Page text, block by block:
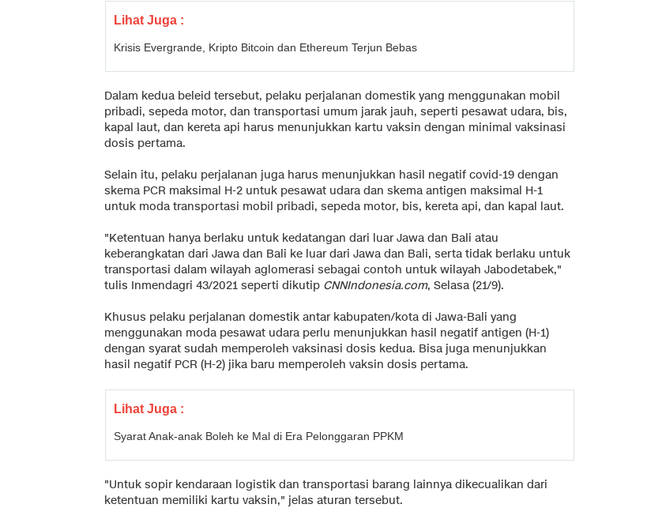
Lihat Juga :
Krisis Evergrande, Kripto Bitcoin dan Ethereum Terjun Bebas
Dalam kedua beleid tersebut, pelaku perjalanan domestik yang menggunakan mobil
pribadi, sepeda motor, dan transportasi umum jarak jauh, seperti pesawat udara, bis,
kapal laut, dan kereta api harus menunjukkan kartu vaksin dengan minimal vaksinasi
dosis pertama.
Selain itu, pelaku perjalanan juga harus menunjukkan hasil negatif covid-19 dengan
skema PCR maksimal H-2 untuk pesawat udara dan skema antigen maksimal H-1
untuk moda transportasi mobil pribadi, sepeda motor, bis, kereta api, dan kapal laut.
"Ketentuan hanya berlaku untuk kedatangan dari luar Jawa dan Bali atau
keberangkatan dari Jawa dan Bali ke luar dari Jawa dan Bali, serta tidak berlaku untuk
transportasi dalam wilayah aglomerasi sebagai contoh untuk wilayah Jabodetabek,"
tulis Inmendagri 43/2021 seperti dikutip CNNIndonesia.com, Selasa (21/9).
Khusus pelaku perjalanan domestik antar kabupaten/kota di Jawa-Bali yang
menggunakan moda pesawat udara perlu menunjukkan hasil negatif antigen (H-1)
dengan syarat sudah memperoleh vaksinasi dosis kedua. Bisa juga menunjukkan
hasil negatif PCR (H-2) jika baru memperoleh vaksin dosis pertama.
Lihat Juga :
Syarat Anak-anak Boleh ke Mal di Era Pelonggaran PPKM
"Untuk sopir kendaraan logistik dan transportasi barang lainnya dikecualikan dari
ketentuan memiliki kartu vaksin," jelas aturan tersebut.